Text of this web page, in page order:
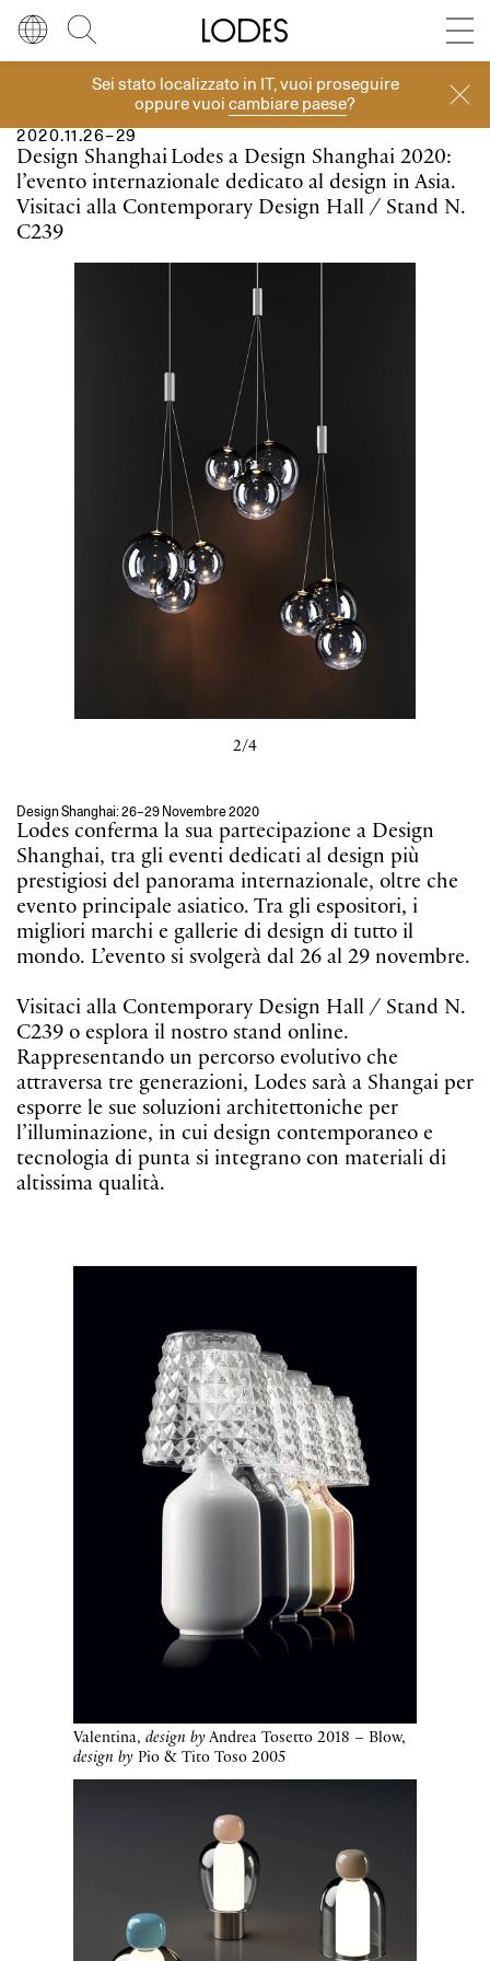
Sei stato localizzato in IT, vuoi proseguire
oppure vuoicambiare paese?
LinguaItaliano
Italiano
English
RegioneEuropa
Europa
Store locator Press room
Diesel Living with Lodes
Eventi
2020.11.26–29
Design Shanghai Lodes a Design Shanghai 2020:
l’evento internazionale dedicato al design in Asia.
Visitaci alla Contemporary Design Hall ⁄ Stand N.
C239
2/4
Design Shanghai: 26–29 Novembre 2020
Lodes conferma la sua partecipazione a Design
Shanghai, tra gli eventi dedicati al design più
prestigiosi del panorama internazionale, oltre che
evento principale asiatico. Tra gli espositori, i
migliori marchi e gallerie di design di tutto il
mondo. L’evento si svolgerà dal 26 al 29 novembre.
Visitaci alla Contemporary Design Hall ⁄ Stand N.
C239 o esplora il nostro stand online.
Rappresentando un percorso evolutivo che
attraversa tre generazioni, Lodes sarà a Shangai per
esporre le sue soluzioni architettoniche per
l’illuminazione, in cui design contemporaneo e
tecnologia di punta si integrano con materiali di
altissima qualità.
Valentina,design by Andrea Tosetto 2018 – Blow,
design by Pio & Tito Toso 2005